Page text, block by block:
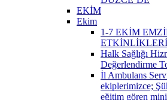
EKİM
Ekim
1-7 EKİM
Halk Sağlığı
Değerlendirme
İl Ambulans
ekiplerimizce;
eğitim gören